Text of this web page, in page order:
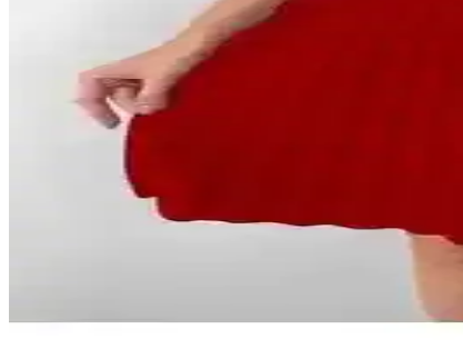
Beyaz Keten Gömleklerde Şeffaflık ve Doğru İç
Beyaz keten gömleklerin şeffaflığı, kumaş kalınlığı ve iç giyim
Yaz Aylarında Günlük Temel Eşyalarınızı
Yaz aylarında temel eşyaların taşınması için pantolon
Yazlık Şapkalar Karşılaştırması: Laviyonsa
İki farklı yazlık şapka modeli olan Laviyonsa Hasır Vizör ve
Rengamoda Kadın Pileli Etekli Kuşaklı Krep
Rengamoda'nın krep kumaş ile tasarladığı, pileli ve kuşak